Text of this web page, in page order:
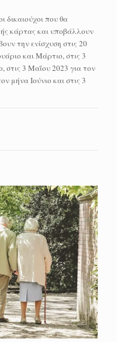
που θα
κάρτας και υποβάλλουν
την ενίσχυση στις 20
και Μάρτιο, στις 3
στις 3 Μαΐου 2023 για τον
μήνα Ιούνιο και στις 3